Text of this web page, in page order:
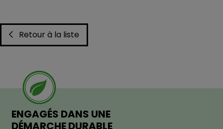
Retour à la liste
ENGAGÉS DANS UNE
DÉMARCHE DURABLE